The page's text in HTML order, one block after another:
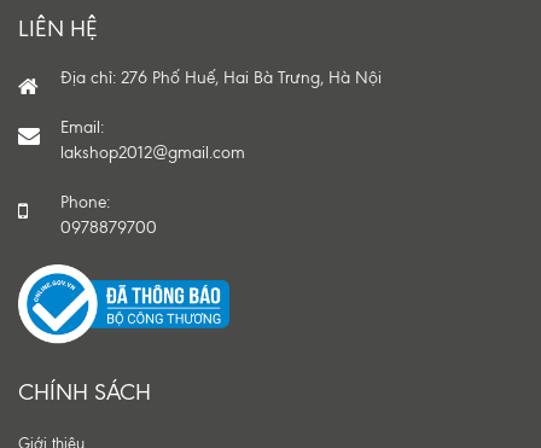
LIÊN HỆ
Địa chỉ: 276 Phố Huế, Hai Bà Trưng, Hà Nội
Email:
lakshop2012@gmail.com
Phone:
0978879700
CHÍNH SÁCH
Giới thiệu